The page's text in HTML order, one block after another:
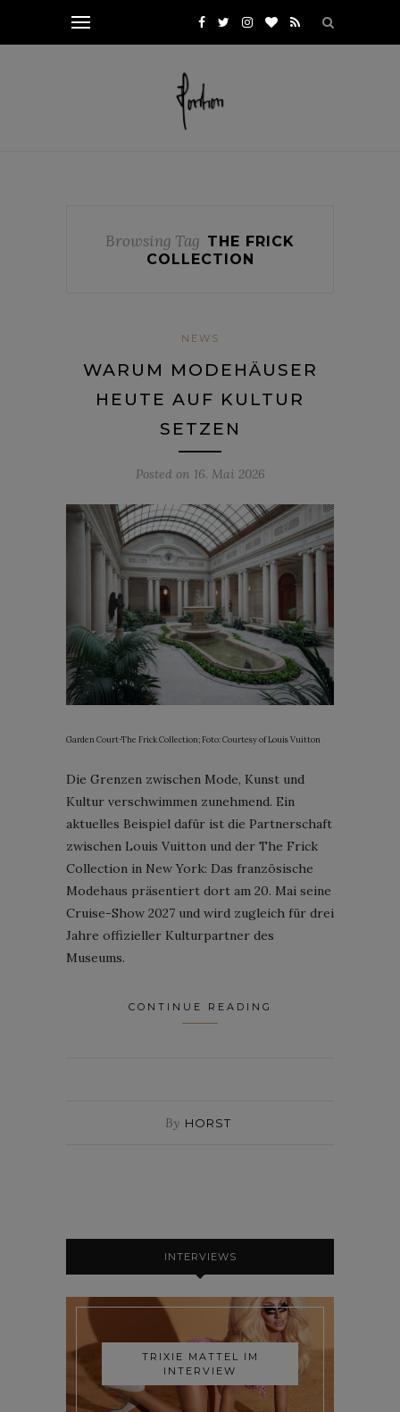
Browsing Tag THE FRICK
COLLECTION
NEWS
WARUM MODEHÄUSER
HEUTE AUF KULTUR
SETZEN
Posted on 16. Mai 2026
Garden Court-The Frick Collection; Foto: Courtesy of Louis Vuitton
Die Grenzen zwischen Mode, Kunst und
Kultur verschwimmen zunehmend. Ein
aktuelles Beispiel dafür ist die Partnerschaft
zwischen Louis Vuitton und der The Frick
Collection in New York: Das französische
Modehaus präsentiert dort am 20. Mai seine
Cruise-Show 2027 und wird zugleich für drei
Jahre offizieller Kulturpartner des
Museums.
CONTINUE READING
By HORST
INTERVIEWS
TRIXIE MATTEL IM
INTERVIEW